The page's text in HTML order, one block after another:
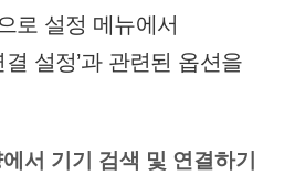
로 설정 메뉴에서
결 설정’과 관련된 옵션을
서 기기 검색 및 연결하기